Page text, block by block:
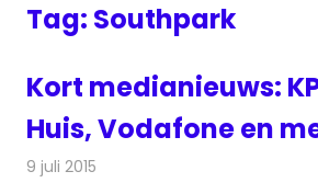
Tag: Southpark
Kort medianieuws:
Huis, Vodafone en
9 juli 2015